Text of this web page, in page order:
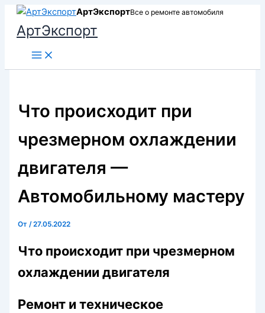
Перейти
содержимому
АртЭкспортВсе о ремонте автомобиля
АртЭкспорт
Что происходит при
чрезмерном охлаждении
двигателя —
Автомобильному мастеру
От/27.05.2022
Что происходит при чрезмерном
охлаждении двигателя
Ремонт и техническое